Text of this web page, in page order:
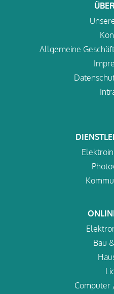
Allgemeine
Bau
Computer